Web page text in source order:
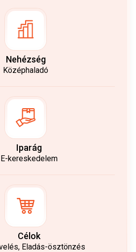
Nehézség
Középhaladó
Iparág
E-kereskedelem
Célok
Eladás-ösztönzés